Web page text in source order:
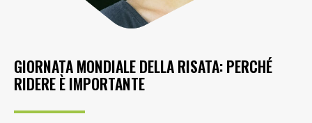
GIORNATA MONDIALE DELLA RISATA: PERCHÉ
RIDERE È IMPORTANTE